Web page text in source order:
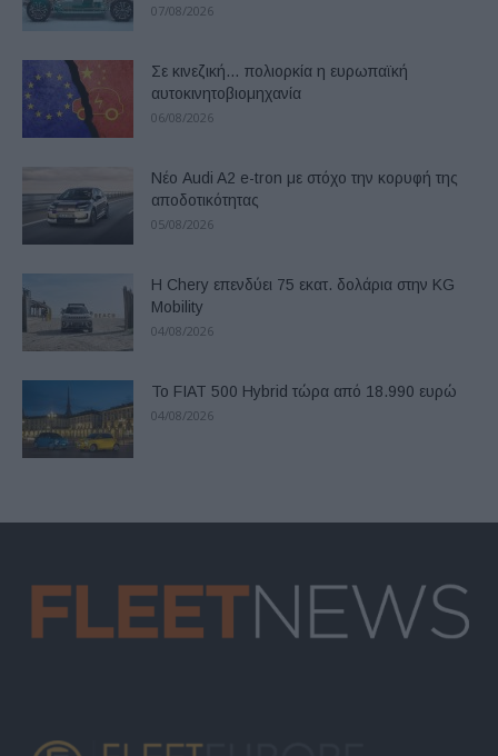
07/08/2026
Σε κινεζική… πολιορκία η ευρωπαϊκή
αυτοκινητοβιομηχανία
06/08/2026
Νέο Audi A2 e-tron με στόχο την κορυφή της
αποδοτικότητας
05/08/2026
Η Chery επενδύει 75 εκατ. δολάρια στην KG
Mobility
04/08/2026
Το FIAT 500 Hybrid τώρα από 18.990 ευρώ
04/08/2026